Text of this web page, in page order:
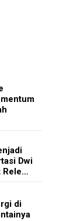
Dwi
Rele…
di